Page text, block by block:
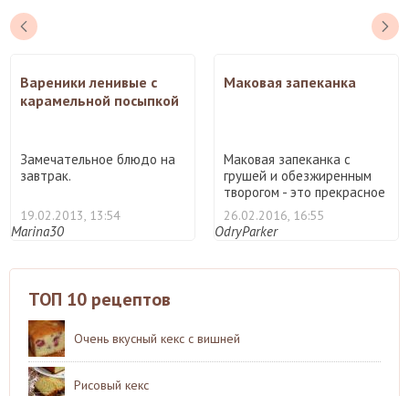
Вареники ленивые с
карамельной посыпкой
Замечательное блюдо на
завтрак.
19.02.2013, 13:54
Marina30
Маковая запеканка
Маковая запеканка с
грушей и обезжиренным
творогом - это прекрасное
...
26.02.2016, 16:55
OdryParker
ТОП 10 рецептов
Очень вкусный кекс с вишней
Рисовый кекс